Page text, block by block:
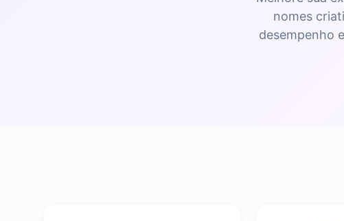
nomes
desempenho